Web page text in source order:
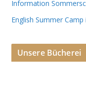
Information
English Summer
Unsere Bücherei